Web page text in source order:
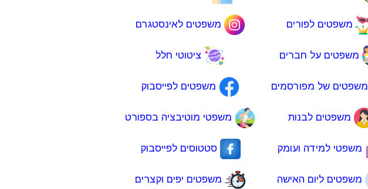
משפטים לפורים משפטים לאינסטגרם
משפטים על חברים ציטוטי חלל
משפטים של מפורסמים משפטים לפייסבוק
משפטים לבנות משפטי מוטיבציה בספורט
משפטי למידה ועומק סטטוסים לפייסבוק
משפטים ליום האישה משפטים יפים וקצרים